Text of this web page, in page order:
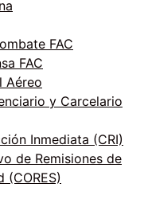
FAC
FAC
Aéreo
y Carcelario
Inmediata (CRI)
de Remisiones de
(CORES)